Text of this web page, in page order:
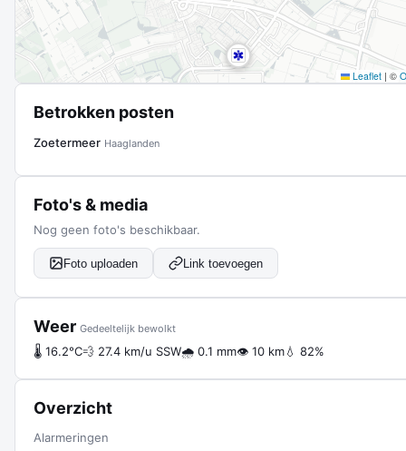
Leaflet | ©
Betrokken posten
Zoetermeer Haaglanden
Foto's & media
Nog geen foto's beschikbaar.
Foto uploaden Link toevoegen
Weer Gedeeltelijk bewolkt
🌡 16.2°C💨 27.4 km/u SSW🌧 0.1 mm👁 10 km💧 82%
Overzicht
Alarmeringen